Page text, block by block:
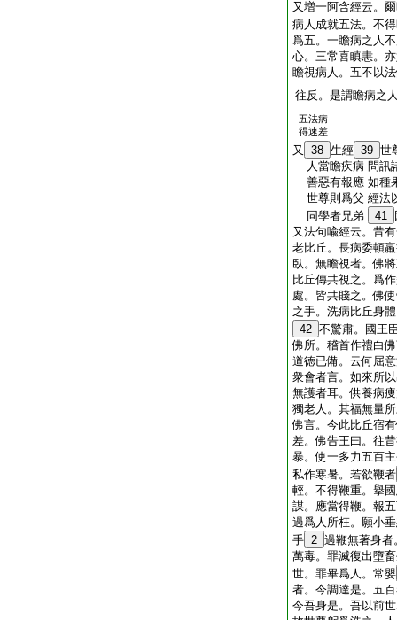
又増一阿含經云。
病人成就五法。不
爲五。一瞻病之人
心。三常喜瞋恚。
瞻視病人。五不以
往反。是謂瞻病之
五法病
得速差
又 38 生經 39 世
人當瞻疾病 問訊
善惡有報應 如種
世尊則爲父 經法
同學者兄弟
41
又法句喩經云。昔
老比丘。長病委頓
臥。無瞻視者。佛
比丘傳共視之。爲
處。皆共賤之。佛
之手。洗病比丘身
42 不驚肅。國王
佛所。稽首作禮白
道徳已備。云何屈
衆會者言。如來所
無護者耳。供養病
獨老人。其福無量
佛言。今此比丘宿
差。佛告王曰。往
暴。使一多力五百
私作寒暑。若欲鞭者
輕。不得鞭重。擧
謀。應當得鞭。報
過爲人所枉。願小
手 2 過鞭無著身者
萬毒。罪滅復出墮
世。罪畢爲人。常嬰
者。今調達是。五
今吾身是。吾以前